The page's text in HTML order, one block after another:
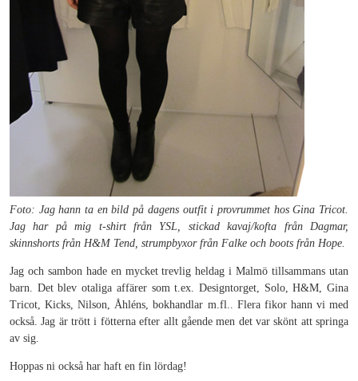
Foto: Jag hann ta en bild på dagens outfit i provrummet hos Gina Tricot.
Jag har på mig t-shirt från YSL, stickad kavaj/kofta från Dagmar,
skinnshorts från H&M Tend, strumpbyxor från Falke och boots från Hope.
Jag och sambon hade en mycket trevlig heldag i Malmö tillsammans utan
barn. Det blev otaliga affärer som t.ex. Designtorget, Solo, H&M, Gina
Tricot, Kicks, Nilson, Åhléns, bokhandlar m.fl.. Flera fikor hann vi med
också. Jag är trött i fötterna efter allt gående men det var skönt att springa
av sig.
Hoppas ni också har haft en fin lördag!